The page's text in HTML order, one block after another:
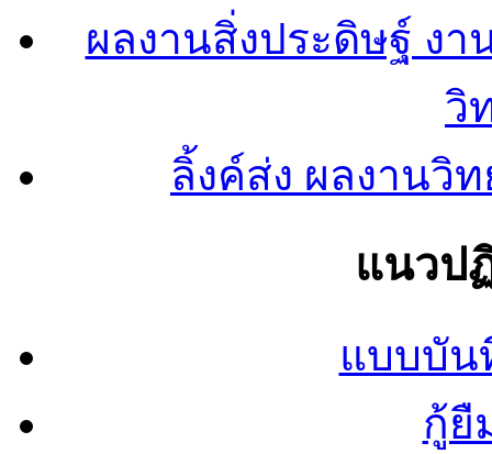
ผลงานสิ่งประดิษฐ์ งา
วิ
ลิ้งค์ส่ง ผลงานวิ
แนวป
แบบบัน
กู้ยื